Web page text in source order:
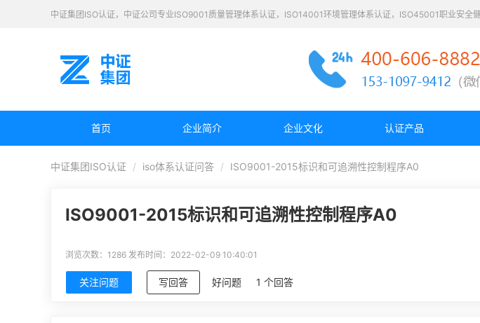
中证集团ISO认证，中证公司专业ISO9001质量管理体系认证，ISO14001环境管理体系认证，ISO45001职业安全
首页 企业简介 企业文化 认证产品
中证集团ISO认证 iso体系认证问答 ISO9001-2015标识和可追溯性控制程序A0
ISO9001-2015标识和可追溯性控制程序A0
浏览次数：1286 发布时间：2022-02-09 10:40:01
关注问题 写回答 好问题 1 个回答